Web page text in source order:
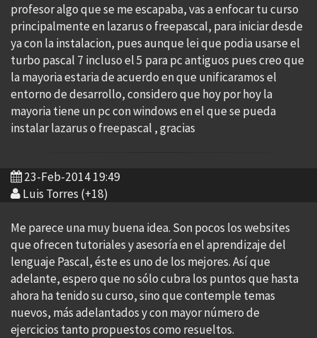
profesor algo que se me escapaba, vas a enfocar tu curso
principalmente en lazarus o freepascal, para iniciar desde
ya con la instalacion, pues aunque lei que podia usarse el
turbo pascal 7 incluso el 5 para pc antiguos pues creo que
la mayoria estaria de acuerdo en que unificaramos el
entorno de desarrollo, considero que hoy por hoy la
mayoria tiene un pc con windows en el que se pueda
instalar lazarus o freepascal , gracias
23-Feb-2014 19:49
Luis Torres (+18)
Me parece una muy buena idea. Son pocos los websites
que ofrecen tutoriales y asesoría en el aprendizaje del
lenguaje Pascal, éste es uno de los mejores. Así que
adelante, espero que no sólo cubra los puntos que hasta
ahora ha tenido su curso, sino que contemple temas
nuevos, más adelantados y con mayor número de
ejercicios tanto propuestos como resueltos.